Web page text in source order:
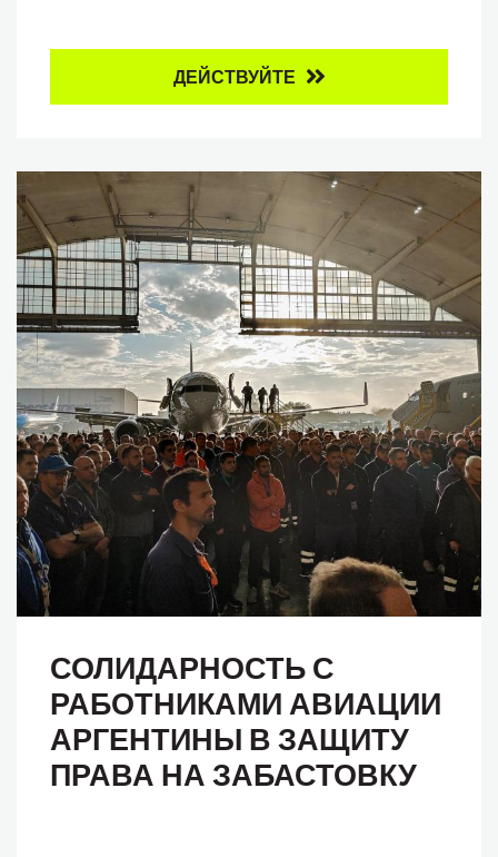
ДЕЙСТВУЙТЕ
СОЛИДАРНОСТЬ С
РАБОТНИКАМИ АВИАЦИИ
АРГЕНТИНЫ В ЗАЩИТУ
ПРАВА НА ЗАБАСТОВКУ